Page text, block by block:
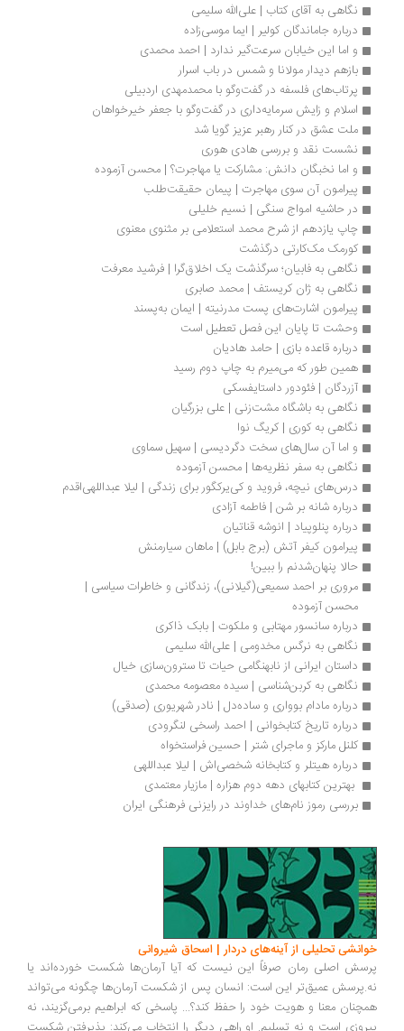
نگاهی به آقای کتاب | علی‌الله سلیمی
درباره جاماندگان کولیر | ایما موسی‌زاده
و اما این خیابان سرعت‌گیر ند‌ارد‌ | احمد‌ محمد‌ی
بازهم دیدار مولانا و شمس در باب اسرار
پرتاب‌های فلسفه در گفت‌وگو با محمدمهدی اردبیلی
اسلام و زایش سرمایه‌داری در گفت‌وگو با جعفر خیرخواهان
ملت عشق در کنار رهبر عزیز گویا شد
نشست نقد و بررسی هادی هوری
و اما نخبگان دانش: مشارکت یا مهاجرت؟ | محسن آزموده
پیرامون آن سوی مهاجرت | پیمان حقیقت‌طلب
در حاشیه امواج سنگی | نسیم خلیلی
چاپ یازدهم از شرح محمد استعلامی بر مثنوی معنوی
کورمک مک‌کارتی درگذشت
نگاهی به فابیان؛ سرگذشت یک اخلاق‌گرا | فرشید معرفت
نگاهی به ژان کریستف | محمد صابری
پیرامون اشارت‌های پست مدرنیته | ایمان به‌پسند
وحشت تا پایان این فصل تعطیل است
درباره قاعده بازی | حامد هادیان
همین طور که می‌میرم به چاپ دوم رسید
آزردگان | فئودور داستایفسکی
نگاهی به باشگاه مشت‌زنی | علی بزرگیان
نگاهی به کوری | کریگ نوا
و اما آن سال‌های سخت دگردیسی | سهیل سماوی
نگاهی به سفر نظریه‌ها | محسن آزموده
درس‌های نیچه، فروید و کی‌یرکگور برای زندگی | لیلا عبداللهی‌اقدم
درباره شانه بر شن | فاطمه آزادی
درباره پنلوپیاد | انوشه قناتیان
پیرامون کیفر آتش (برج بابل) | ماهان سیارمنش
حالا پنهان‌شدنم را ببین!
مروری بر احمد سمیعی(گیلانی)، زندگانی و خاطرات سیاسی |
محسن آزموده
درباره سانسور مهتابی و ملکوت | بابک ذاکری
نگاهی به نرگس مخدومی | علی‌الله سلیمی
داستان ایرانی از نابهنگامی حیات تا سترون‌سازی خیال
نگاهی به کربن‌شناسی | سیده معصومه محمدی
درباره مادام بوواری و ساده‌دل | نادر شهریوری (صدقی)
درباره تاریخ کتابخوانی | احمد راسخی لنگرودی
کلنل مارکز و ماجرای شتر | حسین فراستخواه
درباره هیتلر و کتابخانه شخصی‌اش | لیلا عبداللهی
بهترین کتابهای دهه دوم هزاره | مازیار معتمدی
بررسی رموز نام‌های خداوند در رایزنی فرهنگی ایران
تحلیلی از آینه‌های دردار | اسحاق شیروانی
اصلی رمان صرفاً این نیست که آیا آرمان‌ها شکست خورده‌اند یا
عمیق‌تر این است: انسان پس از شکست آرمان‌ها چگونه می‌تواند
معنا و هویت خود را حفظ کند؟... پاسخی که ابراهیم برمی‌گزیند، نه